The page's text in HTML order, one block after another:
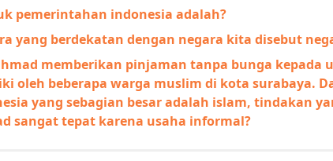
pemerintahan indonesia adalah?
yang berdekatan dengan negara kita disebut
memberikan pinjaman tanpa bunga kepada
oleh beberapa warga muslim di kota surabaya.
yang sebagian besar adalah islam, tindakan
sangat tepat karena usaha informal?